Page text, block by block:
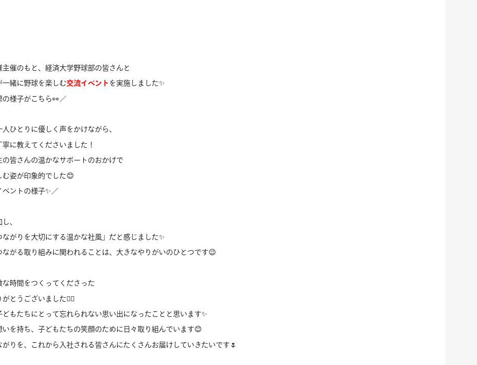
主催のもと、経済大学野球部の皆さんと
緒に野球を楽しむ交流イベント を実施しました✨
ちら👀／
ひとりに優しく声をかけながら、
に教えてくださいました！
皆さんの温かなサポートのおかげで
姿が印象的でした😊
子✨／
、
がりを大切にする温かな社風」だと感じました✨
がる取り組みに関われることは、大きなやりがいのひとつです😉
時間をつくってくださった
とうございました🙇‍♀️
もたちにとって忘れられない思い出になったことと思います✨
を持ち、子どもたちの笑顔のために日々取り組んでいます😊
りを、これから入社される皆さんにたくさんお届けしていきたいです🌷